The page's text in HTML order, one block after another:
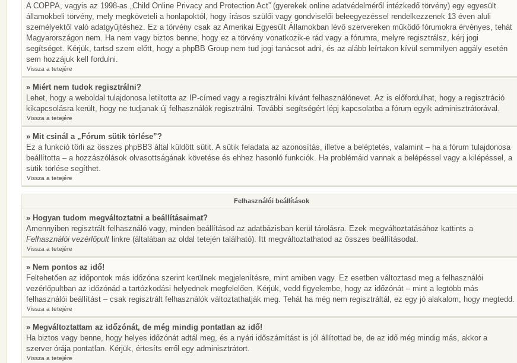
A COPPA, vagyis az 1998-as „Child Online Privacy and Protection Act” (gyerekek online adatvédelméről intézkedő törvény) egy egyesült
államokbeli törvény, mely megköveteli a honlapoktól, hogy írásos szülői vagy gondviselői beleegyezéssel rendelkezzenek 13 éven aluli
személyektől való adatgyűjtéshez. Ez a törvény csak az Amerikai Egyesült Államokban lévő szervereken működő fórumokra érvényes, tehát
Magyarországon nem. Ha nem vagy biztos benne, hogy ez a törvény vonatkozik-e rád vagy a fórumra, melyre regisztrálsz, kérj jogi
segítséget. Kérjük, tartsd szem előtt, hogy a phpBB Group nem tud jogi tanácsot adni, és az alább leírtakon kívül semmilyen aggály esetén
sem hozzájuk kell fordulni.
Vissza a tetejére
» Miért nem tudok regisztrálni?
Lehet, hogy a weboldal tulajdonosa letiltotta az IP-címed vagy a regisztrálni kívánt felhasználónevet. Az is előfordulhat, hogy a regisztráció
kikapcsolásra került, hogy ne tudjanak új felhasználók regisztrálni. További segítségért lépj kapcsolatba a fórum egyik adminisztrátorával.
Vissza a tetejére
» Mit csinál a „Fórum sütik törlése”?
Ez a funkció törli az összes phpBB3 által küldött sütit. A sütik feladata az azonosítás, illetve a beléptetés, valamint – ha a fórum tulajdonosa
beállította – a hozzászólások olvasottságának követése és ehhez hasonló funkciók. Ha problémáid vannak a belépéssel vagy a kilépéssel, a
sütik törlése segíthet.
Vissza a tetejére
Felhasználói beállítások
» Hogyan tudom megváltoztatni a beállításaimat?
Amennyiben regisztrált felhasználó vagy, minden beállításod az adatbázisban kerül tárolásra. Ezek megváltoztatásához kattints a
Felhasználói vezérlőpult linkre (általában az oldal tetején található). Itt megváltoztathatod az összes beállításodat.
Vissza a tetejére
» Nem pontos az idő!
Feltehetően az időpontok más időzóna szerint kerülnek megjelenítésre, mint amiben vagy. Ez esetben változtasd meg a felhasználói
vezérlőpultban az időzónád a tartózkodási helyednek megfelelően. Kérjük, vedd figyelembe, hogy az időzónát – mint a legtöbb más
felhasználói beállítást – csak regisztrált felhasználók változtathatják meg. Tehát ha még nem regisztráltál, ez egy jó alakalom, hogy megtedd.
Vissza a tetejére
» Megváltoztattam az időzónát, de még mindig pontatlan az idő!
Ha biztos vagy benne, hogy helyes időzónát adtál meg, és a nyári időszámítást is jól állítottad be, de az idő még mindig más, akkor a
szerver órája pontatlan. Kérjük, értesíts erről egy adminisztrátort.
Vissza a tetejére